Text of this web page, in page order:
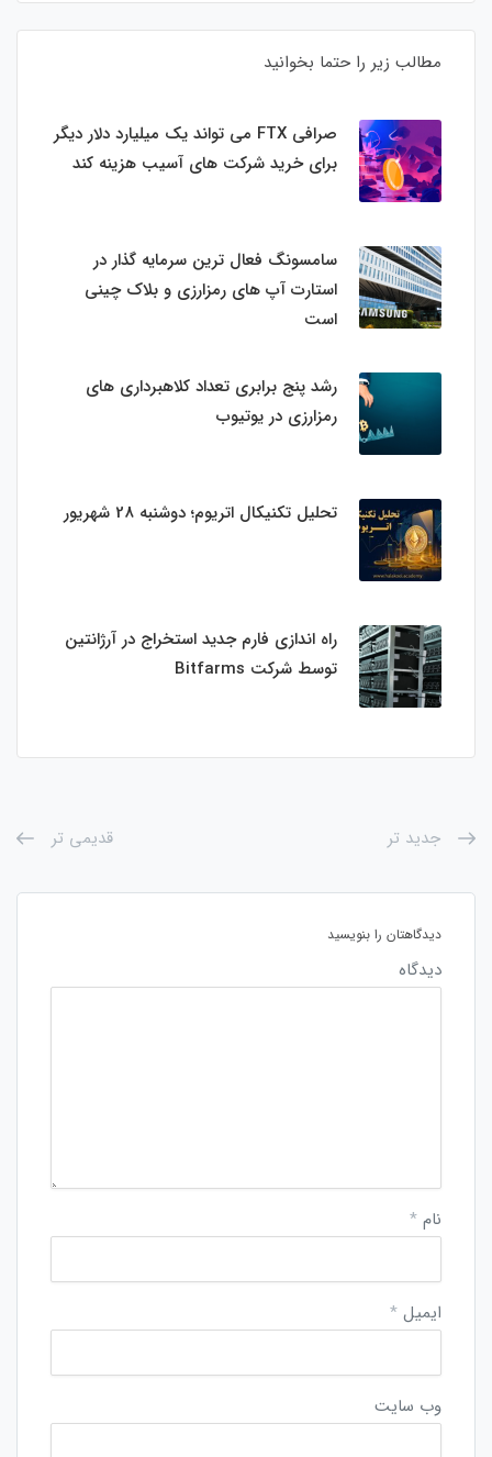
مطالب زیر را حتما بخوانید
صرافی FTX می تواند یک میلیارد دلار دیگر
برای خرید شرکت های آسیب هزینه کند
سامسونگ فعال‌ ترین سرمایه‌ گذار در
استارت‌ آپ‌ های رمزارزی و بلاک چینی
است
رشد پنج برابری تعداد کلاهبرداری های
رمزارزی در یوتیوب
تحلیل تکنیکال اتریوم؛ دوشنبه 28 شهریور
راه اندازی فارم جدید استخراج در آرژانتین
توسط شرکت Bitfarms
جدید تر قدیمی تر
دیدگاهتان را بنویسید
دیدگاه
نام *
ایمیل *
وب‌ سایت